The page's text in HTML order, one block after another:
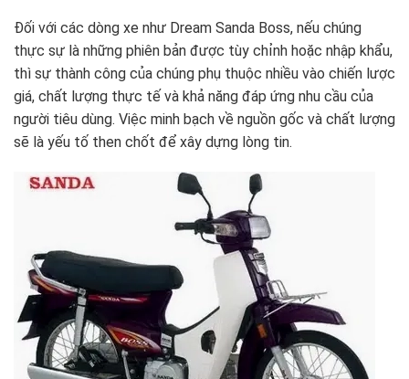
Đối với các dòng xe như Dream Sanda Boss, nếu chúng
thực sự là những phiên bản được tùy chỉnh hoặc nhập khẩu,
thì sự thành công của chúng phụ thuộc nhiều vào chiến lược
giá, chất lượng thực tế và khả năng đáp ứng nhu cầu của
người tiêu dùng. Việc minh bạch về nguồn gốc và chất lượng
sẽ là yếu tố then chốt để xây dựng lòng tin.